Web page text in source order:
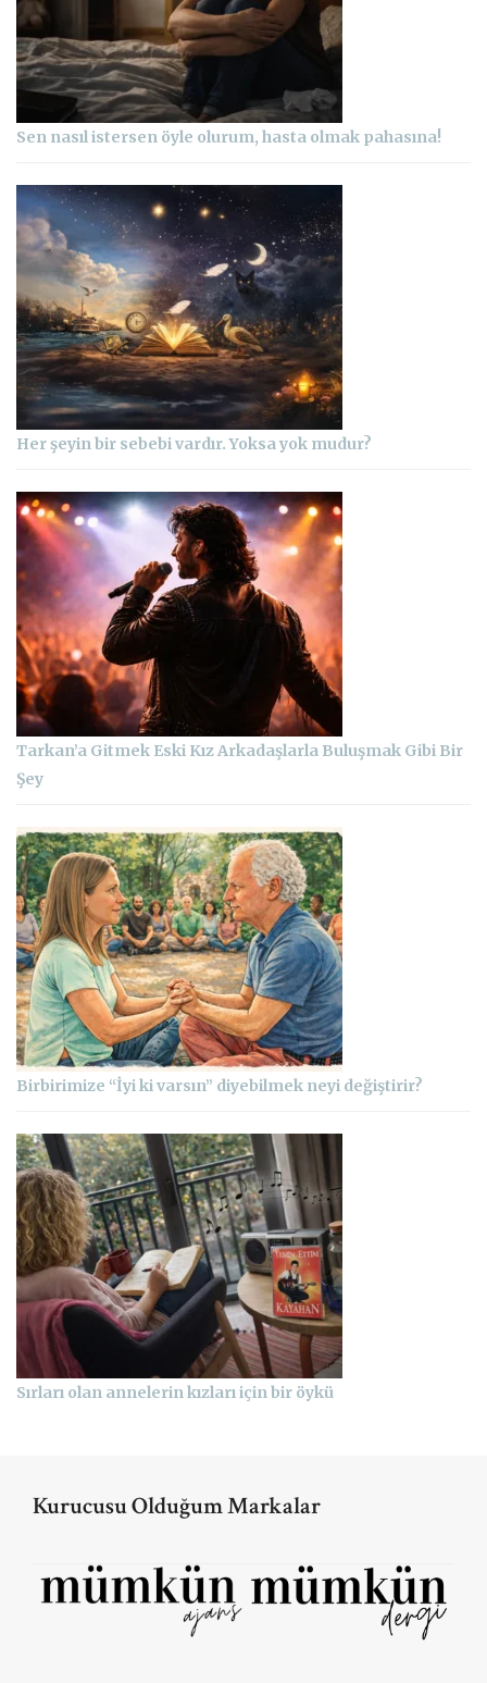
Sen nasıl istersen öyle olurum, hasta olmak pahasına!
Her şeyin bir sebebi vardır. Yoksa yok mudur?
Tarkan’a Gitmek Eski Kız Arkadaşlarla Buluşmak Gibi Bir
Şey
Birbirimize “İyi ki varsın” diyebilmek neyi değiştirir?
Sırları olan annelerin kızları için bir öykü
Kurucusu Olduğum Markalar